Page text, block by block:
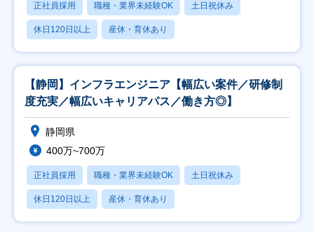
正社員採用 職種・業界未経験OK 土日祝休み
休日120日以上 産休・育休あり
【静岡】インフラエンジニア【幅広い案件／研修制
度充実／幅広いキャリアパス／働き方◎】
静岡県
400万~700万
正社員採用 職種・業界未経験OK 土日祝休み
休日120日以上 産休・育休あり